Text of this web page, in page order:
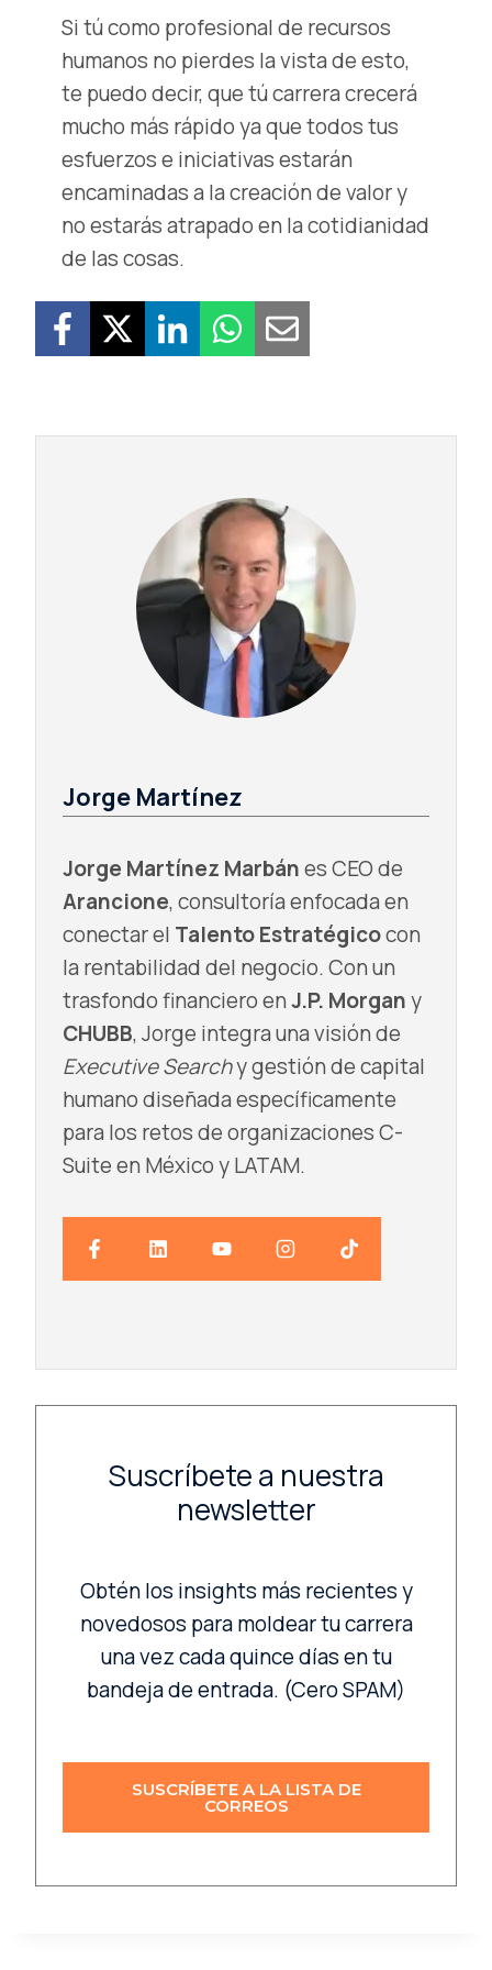
Si tú como profesional de recursos
humanos no pierdes la vista de esto,
te puedo decir, que tú carrera crecerá
mucho más rápido ya que todos tus
esfuerzos e iniciativas estarán
encaminadas a la creación de valor y
no estarás atrapado en la cotidianidad
de las cosas.
Jorge Martínez
Jorge Martínez Marbánes CEO de
Arancione, consultoría enfocada en
conectar el Talento Estratégicocon
la rentabilidad del negocio. Con un
trasfondo financiero enJ.P. Morgany
CHUBB, Jorge integra una visión de
Executive Searchy gestión de capital
humano diseñada específicamente
para los retos de organizaciones C-
Suite en México y LATAM.
Suscríbete a nuestra
newsletter
Obtén los insights más recientes y
novedosos para moldear tu carrera
una vez cada quince días en tu
bandeja de entrada. (Cero SPAM)
SUSCRÍBETE A LA LISTA DE
CORREOS